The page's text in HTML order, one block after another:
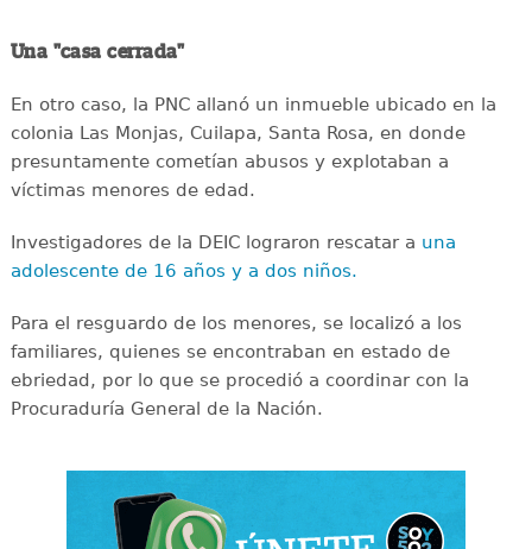
Una "casa cerrada"
En otro caso, la PNC allanó un inmueble ubicado en la
colonia Las Monjas, Cuilapa, Santa Rosa, en donde
presuntamente cometían abusos y explotaban a
víctimas menores de edad.
Investigadores de la DEIC lograron rescatar a una
adolescente de 16 años y a dos niños.
Para el resguardo de los menores, se localizó a los
familiares, quienes se encontraban en estado de
ebriedad, por lo que se procedió a coordinar con la
Procuraduría General de la Nación.